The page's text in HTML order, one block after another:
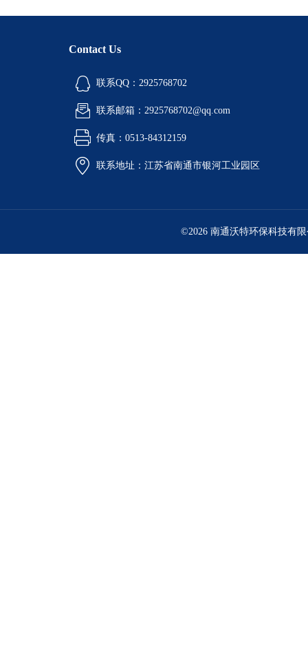
Contact Us
联系QQ：2925768702
联系邮箱：2925768702@qq.com
传真：0513-84312159
联系地址：江苏省南通市银河工业园区
©2026 南通沃特环保科技有